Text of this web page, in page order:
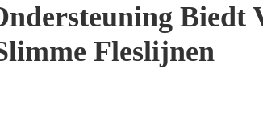
Biedt
Fleslijnen